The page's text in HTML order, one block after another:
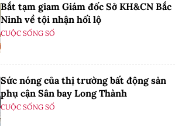
Bắt tạm giam Giám đốc Sở KH&CN Bắc
Ninh về tội nhận hối lộ
CUỘC SỐNG SỐ
Sức nóng của thị trường bất động sản
phụ cận Sân bay Long Thành
CUỘC SỐNG SỐ